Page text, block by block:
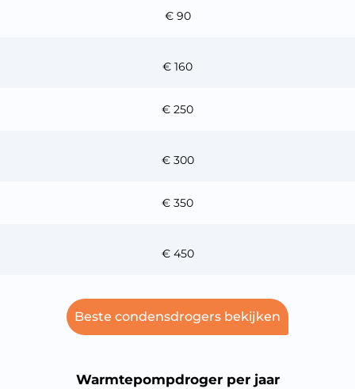
€ 90
€ 160
€ 250
€ 300
€ 350
€ 450
Beste condensdrogers bekijken
Warmtepompdroger per jaar